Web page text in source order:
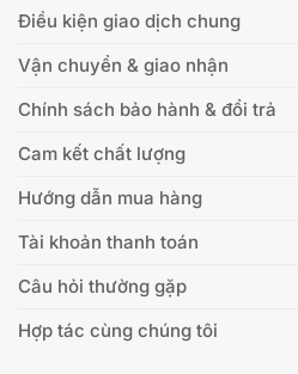
Điều kiện giao dịch chung
Vận chuyển & giao nhận
Chính sách bảo hành & đổi trả
Cam kết chất lượng
Hướng dẫn mua hàng
Tài khoản thanh toán
Câu hỏi thường gặp
Hợp tác cùng chúng tôi